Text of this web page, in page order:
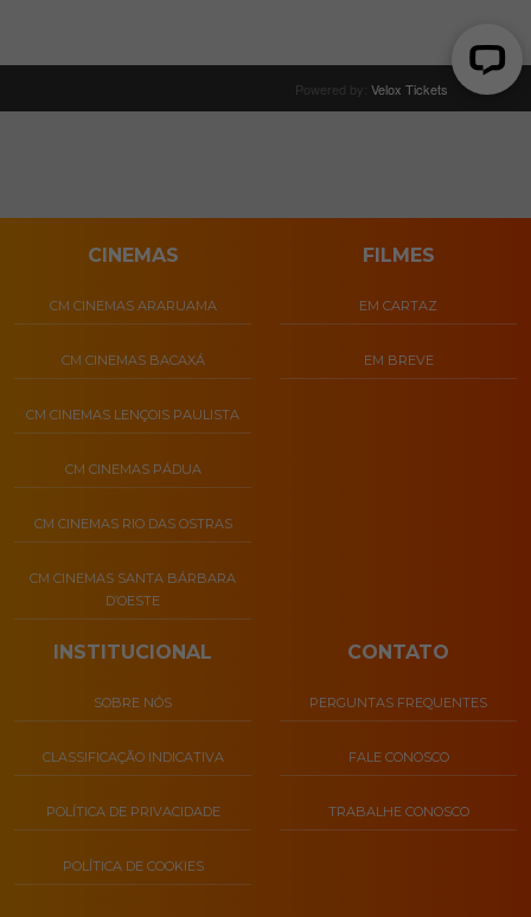
CINEMAS
CM CINEMAS ARARUAMA
CM CINEMAS BACAXÁ
CM CINEMAS LENÇOIS PAULISTA
CM CINEMAS PÁDUA
CM CINEMAS RIO DAS OSTRAS
CM CINEMAS SANTA BÁRBARA
D’OESTE
FILMES
EM CARTAZ
EM BREVE
INSTITUCIONAL
SOBRE NÓS
CLASSIFICAÇÃO INDICATIVA
POLÍTICA DE PRIVACIDADE
POLÍTICA DE COOKIES
CONTATO
PERGUNTAS FREQUENTES
FALE CONOSCO
TRABALHE CONOSCO